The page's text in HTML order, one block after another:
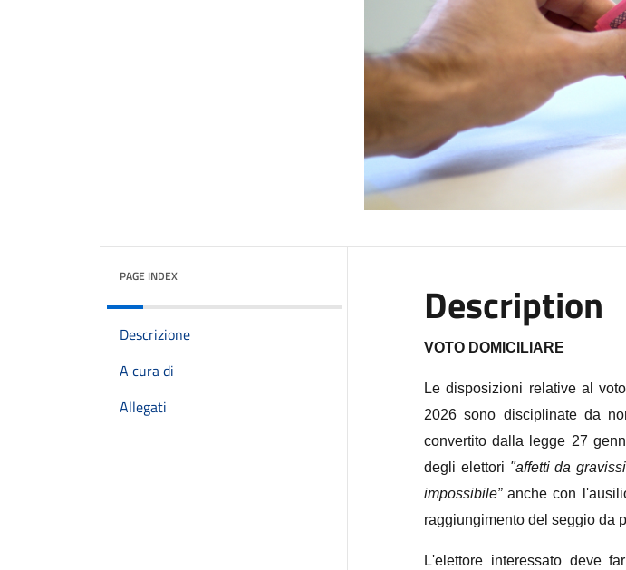
PAGE INDEX
Descrizione
A cura di
Allegati
Description
VOTO DOMICILIARE
Le disposizioni relative al
2026 sono disciplinate da
convertito dalla legge 27
degli elettori "affetti da
impossibile”anche con
raggiungimento del seggio da
L'elettore interessato deve